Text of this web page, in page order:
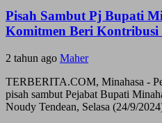
Pisah Sambut Pj Bupati
Komitmen Beri Kontribusi
2 tahun ago Maher
TERBERITA.COM, Minahasa -
pisah sambut Pejabat Bupati
Noudy Tendean, Selasa (24/9/